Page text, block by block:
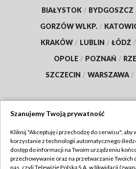
BIAŁYSTOK / BYDGOSZCZ
GORZÓW WLKP. /
KRAKÓW / LUBLIN / ŁÓDŹ /
OPOLE / POZNAŃ /
SZCZECIN / WARSZAWA /
TVP
Abonament TVP
Regulamin
Szanujemy Twoją prywatność
Kliknij "Akceptuję i przechodzę do serwisu", aby
korzystanie z technologii automatycznego
dostęp do informacji na Twoim urządzeniu
przechowywanie oraz na przetwarzanie Twoich
nas, czyli Telewizję Polską S.A. w likwidacji